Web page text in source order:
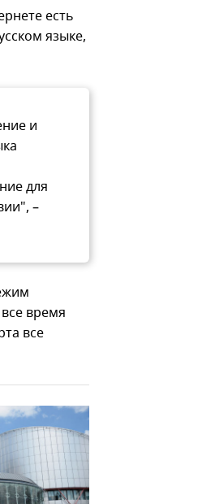
есть
языке,
и
для
–
время
все